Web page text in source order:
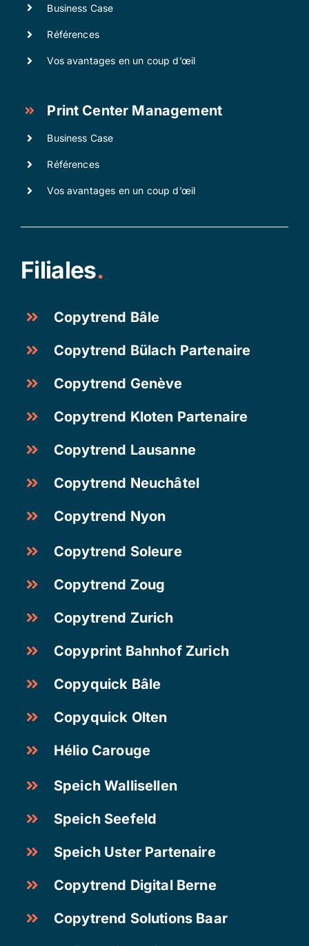
Business Case
Références
Vos avantages en un coup d’œil
Print Center Management
Business Case
Références
Vos avantages en un coup d’œil
Filiales.
Copytrend Bâle
Copytrend Bülach Partenaire
Copytrend Genève
Copytrend Kloten Partenaire
Copytrend Lausanne
Copytrend Neuchâtel
Copytrend Nyon
Copytrend Soleure
Copytrend Zoug
Copytrend Zurich
Copyprint Bahnhof Zurich
Copyquick Bâle
Copyquick Olten
Hélio Carouge
Speich Wallisellen
Speich Seefeld
Speich Uster Partenaire
Copytrend Digital Berne
Copytrend Solutions Baar